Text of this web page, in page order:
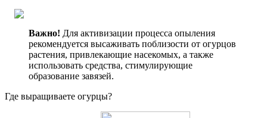
Важно! Для активизации процесса опыления
рекомендуется высаживать поблизости от огурцов
растения, привлекающие насекомых, а также
использовать средства, стимулирующие
образование завязей.
Где выращиваете огурцы?